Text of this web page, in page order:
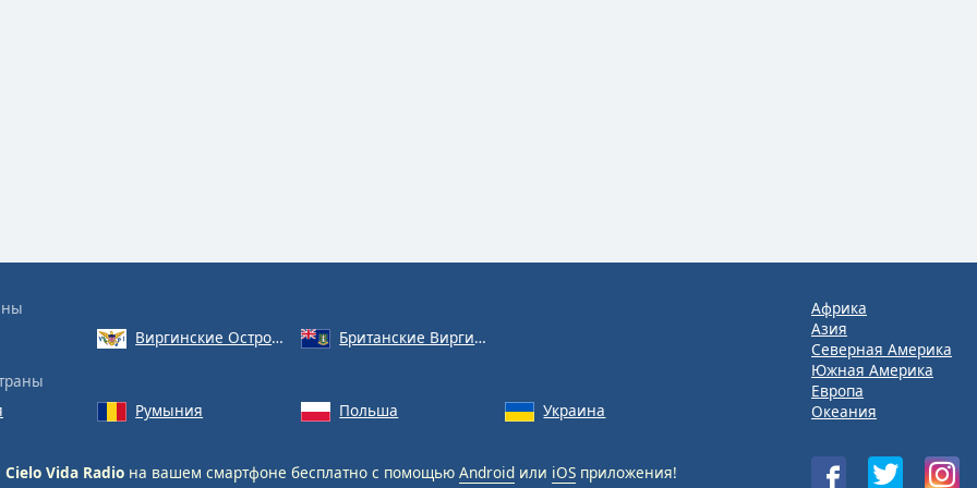
Виргинские Острова США Британские Виргинские Острова
Румыния Польша Украина
Cielo Vida Radio на вашем смартфоне бесплатно с помощью Android или iOS приложения!
Африка
Азия
Северная Америка
Южная Америка
Европа
Океания